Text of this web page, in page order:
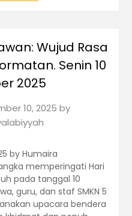
Wujud Rasa
Senin 10
2025
10, 2025 by
by Humaira
memperingati Hari
pada tanggal 10
guru, dan staf SMKN 5
upacara bendera